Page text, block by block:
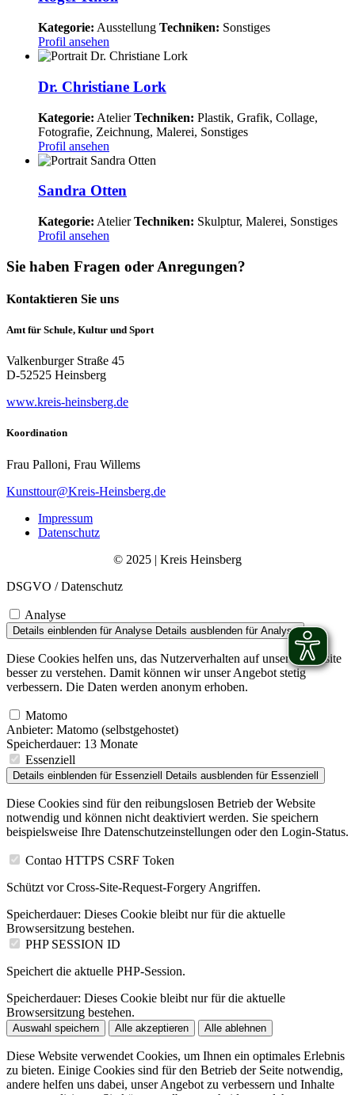
Kategorie: Ausstellung Techniken: Sonstiges
Profil ansehen
Dr. Christiane Lork
Kategorie: Atelier Techniken: Plastik, Grafik, Collage,
Fotografie, Zeichnung, Malerei, Sonstiges
Profil ansehen
Sandra Otten
Kategorie: Atelier Techniken: Skulptur, Malerei, Sonstiges
Profil ansehen
Sie haben Fragen oder Anregungen?
Kontaktieren Sie uns
Amt für Schule, Kultur und Sport
Valkenburger Straße 45
D-52525 Heinsberg
www.kreis-heinsberg.de
Koordination
Frau Palloni, Frau Willems
Kunsttour@Kreis-Heinsberg.de
Impressum
Datenschutz
© 2025 | Kreis Heinsberg
DSGVO / Datenschutz
Analyse
Details einblenden für Analyse Details ausblenden für Analyse
Diese Cookies helfen uns, das Nutzerverhalten auf unserer Website
besser zu verstehen. Damit können wir unser Angebot stetig
verbessern. Die Daten werden anonym erhoben.
Matomo
Anbieter: Matomo (selbstgehostet)
Speicherdauer: 13 Monate
Essenziell
Details einblenden für Essenziell Details ausblenden für Essenziell
Diese Cookies sind für den reibungslosen Betrieb der Website
notwendig und können nicht deaktiviert werden. Sie speichern
beispielsweise Ihre Datenschutzeinstellungen oder den Login-Status.
Contao HTTPS CSRF Token
Schützt vor Cross-Site-Request-Forgery Angriffen.
Speicherdauer: Dieses Cookie bleibt nur für die aktuelle
Browsersitzung bestehen.
PHP SESSION ID
Speichert die aktuelle PHP-Session.
Speicherdauer: Dieses Cookie bleibt nur für die aktuelle
Browsersitzung bestehen.
Auswahl speichern Alle akzeptieren Alle ablehnen
Diese Website verwendet Cookies, um Ihnen ein optimales Erlebnis
zu bieten. Einige Cookies sind für den Betrieb der Seite notwendig,
andere helfen uns dabei, unser Angebot zu verbessern und Inhalte